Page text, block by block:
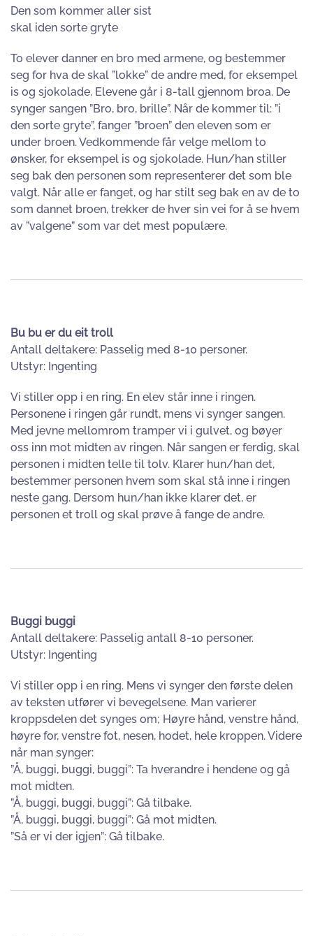
Den som kommer aller sist
skal iden sorte gryte
To elever danner en bro med armene, og bestemmer
seg for hva de skal ”lokke” de andre med, for eksempel
is og sjokolade. Elevene går i 8-tall gjennom broa. De
synger sangen ”Bro, bro, brille”. Når de kommer til: ”i
den sorte gryte”, fanger ”broen” den eleven som er
under broen. Vedkommende får velge mellom to
ønsker, for eksempel is og sjokolade. Hun/han stiller
seg bak den personen som representerer det som ble
valgt. Når alle er fanget, og har stilt seg bak en av de to
som dannet broen, trekker de hver sin vei for å se hvem
av ”valgene” som var det mest populære.
Bu bu er du eit troll
Antall deltakere: Passelig med 8-10 personer.
Utstyr: Ingenting
Vi stiller opp i en ring. En elev står inne i ringen.
Personene i ringen går rundt, mens vi synger sangen.
Med jevne mellomrom tramper vi i gulvet, og bøyer
oss inn mot midten av ringen. Når sangen er ferdig, skal
personen i midten telle til tolv. Klarer hun/han det,
bestemmer personen hvem som skal stå inne i ringen
neste gang. Dersom hun/han ikke klarer det, er
personen et troll og skal prøve å fange de andre.
Buggi buggi
Antall deltakere: Passelig antall 8-10 personer.
Utstyr: Ingenting
Vi stiller opp i en ring. Mens vi synger den første delen
av teksten utfører vi bevegelsene. Man varierer
kroppsdelen det synges om; Høyre hånd, venstre hånd,
høyre for, venstre fot, nesen, hodet, hele kroppen. Videre
når man synger:
”Å, buggi, buggi, buggi”: Ta hverandre i hendene og gå
mot midten.
”Å, buggi, buggi, buggi”: Gå tilbake.
”Å, buggi, buggi, buggi”: Gå mot midten.
”Så er vi der igjen”: Gå tilbake.